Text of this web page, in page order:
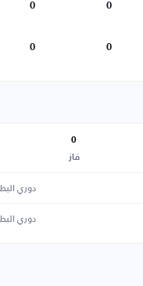
0
0
0
0
0
فاز
دوري
دوري